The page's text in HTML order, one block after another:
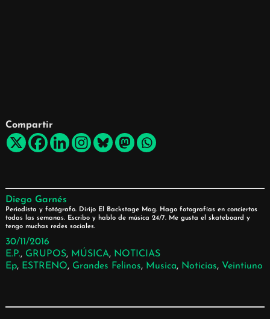
Compartir
Diego Garnés
Periodista y fotógrafo. Dirijo El Backstage Mag. Hago fotografías en conciertos
todas las semanas. Escribo y hablo de música 24/7. Me gusta el skateboard y
tengo muchas redes sociales.
30/11/2016
E.P., GRUPOS, MÚSICA, NOTICIAS
Ep, ESTRENO, Grandes Felinos, Musica, Noticias, Veintiuno